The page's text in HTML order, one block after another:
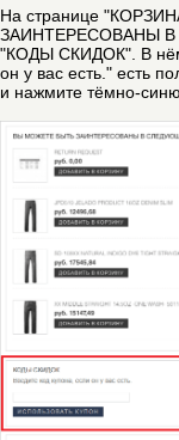
На странице
ЗАИНТЕРЕСОВАНЫ В
"КОДЫ СКИДОК". В нём,
он у вас есть." есть
и нажмите тёмно-